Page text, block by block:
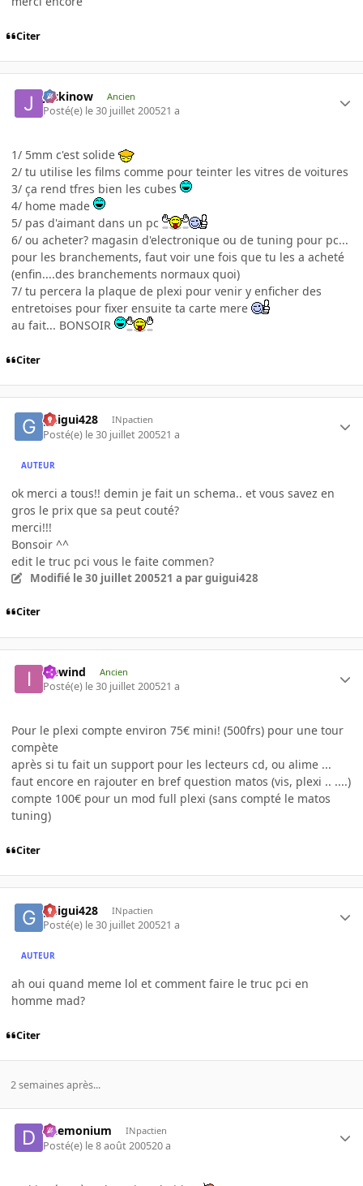
Citer
jackinow Ancien
Posté(e) le 30 juillet 200521 a
1/ 5mm c'est solide
2/ tu utilise les films comme pour teinter les vitres de voitures
3/ ça rend tfres bien les cubes
4/ home made
5/ pas d'aimant dans un pc
6/ ou acheter? magasin d'electronique ou de tuning pour pc...
pour les branchements, faut voir une fois que tu les a acheté
(enfin....des branchements normaux quoi)
7/ tu percera la plaque de plexi pour venir y enficher des
entretoises pour fixer ensuite ta carte mere
au fait... BONSOIR
Citer
guigui428 INpactien
Posté(e) le 30 juillet 200521 a
AUTEUR
ok merci a tous!! demin je fait un schema.. et vous savez en
gros le prix que sa peut couté?
merci!!!
Bonsoir ^^
edit le truc pci vous le faite commen?
Modifié le 30 juillet 200521 a par guigui428
Citer
icewind Ancien
Posté(e) le 30 juillet 200521 a
Pour le plexi compte environ 75€ mini! (500frs) pour une tour
compète
après si tu fait un support pour les lecteurs cd, ou alime ...
faut encore en rajouter en bref question matos (vis, plexi .. ....)
compte 100€ pour un mod full plexi (sans compté le matos
tuning)
Citer
guigui428 INpactien
Posté(e) le 30 juillet 200521 a
AUTEUR
ah oui quand meme lol et comment faire le truc pci en
homme mad?
Citer
2 semaines après...
Daemonium INpactien
Posté(e) le 8 août 200520 a